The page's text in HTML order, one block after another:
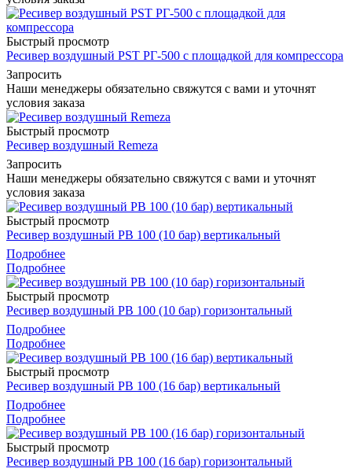
Быстрый просмотр
Ресивер воздушный PST РГ-500 с площадкой для компрессора
Запросить
Наши менеджеры обязательно свяжутся с вами и уточнят
условия заказа
Быстрый просмотр
Ресивер воздушный Remeza
Запросить
Наши менеджеры обязательно свяжутся с вами и уточнят
условия заказа
Быстрый просмотр
Ресивер воздушный РВ 100 (10 бар) вертикальный
Подробнее
Подробнее
Быстрый просмотр
Ресивер воздушный РВ 100 (10 бар) горизонтальный
Подробнее
Подробнее
Быстрый просмотр
Ресивер воздушный РВ 100 (16 бар) вертикальный
Подробнее
Подробнее
Быстрый просмотр
Ресивер воздушный РВ 100 (16 бар) горизонтальный